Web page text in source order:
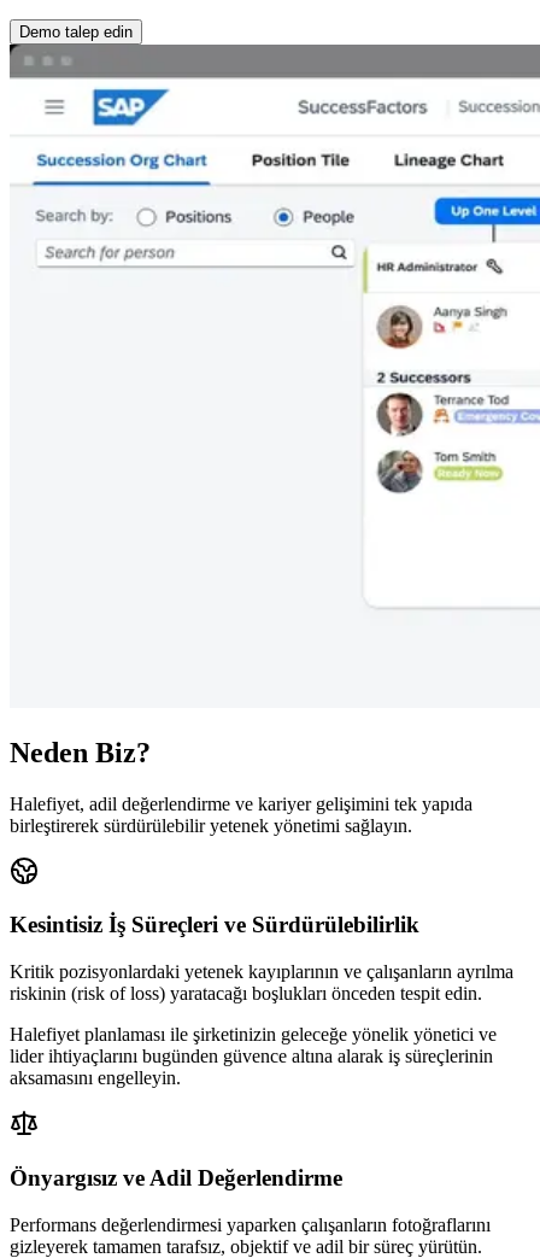
Demo talep edin
Neden Biz?
Halefiyet, adil değerlendirme ve kariyer gelişimini tek yapıda
birleştirerek sürdürülebilir yetenek yönetimi sağlayın.
Kesintisiz İş Süreçleri ve Sürdürülebilirlik
Kritik pozisyonlardaki yetenek kayıplarının ve çalışanların ayrılma
riskinin (risk of loss) yaratacağı boşlukları önceden tespit edin.
Halefiyet planlaması ile şirketinizin geleceğe yönelik yönetici ve
lider ihtiyaçlarını bugünden güvence altına alarak iş süreçlerinin
aksamasını engelleyin.
Önyargısız ve Adil Değerlendirme
Performans değerlendirmesi yaparken çalışanların fotoğraflarını
gizleyerek tamamen tarafsız, objektif ve adil bir süreç yürütün.